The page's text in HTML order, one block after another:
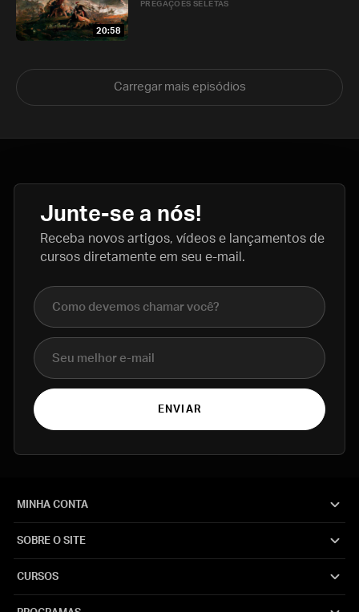
20:58
PREGAÇÕES SELETAS
Carregar mais episódios
Junte-se a nós!
Receba novos artigos, vídeos e lançamentos de
cursos diretamente em seu e-mail.
Nome completo
E-mail
ENVIAR
MINHA CONTA
SOBRE O SITE
CURSOS